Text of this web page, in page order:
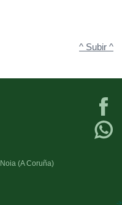
^ Subir ^
(A Coruña)
->